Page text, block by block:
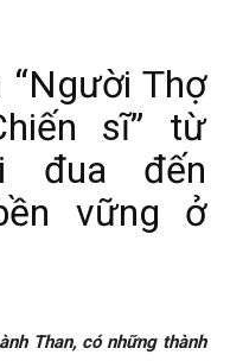
“Người Thợ
sĩ” từ
đua đến
vững ở
Than, có những thành